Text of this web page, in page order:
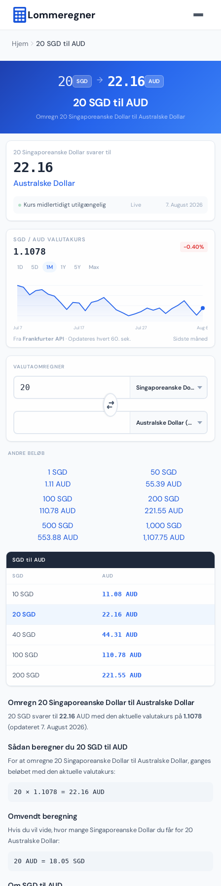
Lommeregner
Hjem 20 SGD til AUD
20 SGD → 22.16 AUD
20 SGD til AUD
Omregn 20 Singaporeanske Dollar til Australske Dollar
20 Singaporeanske Dollar svarer til
22.16
Australske Dollar
Kurs midlertidigt utilgængelig Live 7. August 2026
SGD / AUD VALUTAKURS
1.1078 -0.40%
1D 5D 1M 1Y 5Y Max
Fra Frankfurter API · Opdateres hvert 60. sek. Sidste måned
VALUTAOMREGNER
ANDRE BELØB
1 SGD
1.11 AUD
50 SGD
55.39 AUD
100 SGD
110.78 AUD
200 SGD
221.55 AUD
500 SGD
553.88 AUD
1,000 SGD
1,107.75 AUD
SGD til AUD
SGD AUD
10 SGD 11.08 AUD
20 SGD 22.16 AUD
40 SGD 44.31 AUD
100 SGD 110.78 AUD
200 SGD 221.55 AUD
Omregn 20 Singaporeanske Dollar til Australske Dollar
20 SGD svarer til 22.16AUD med den aktuelle valutakurs på1.1078
(opdateret7. August 2026).
Sådan beregner du 20 SGD til AUD
For at omregne 20 Singaporeanske Dollar til Australske Dollar, ganges
beløbet med den aktuelle valutakurs:
20 × 1.1078 = 22.16 AUD
Omvendt beregning
Hvis du vil vide, hvor mange Singaporeanske Dollar du får for 20
Australske Dollar:
20 AUD = 18.05 SGD